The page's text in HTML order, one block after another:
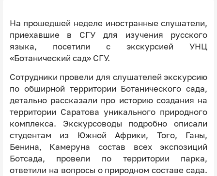
На прошедшей неделе иностранные слушатели,
приехавшие в СГУ для изучения русского
языка, посетили с экскурсией УНЦ
«Ботанический сад» СГУ.
Сотрудники провели для слушателей экскурсию
по обширной территории Ботанического сада,
детально рассказали про историю создания на
территории Саратова уникального природного
комплекса. Экскурсоводы подробно описали
студентам из Южной Африки, Того, Ганы,
Бенина, Камеруна состав всех экспозиций
Ботсада, провели по территории парка,
ответили на вопросы о природном составе сада.